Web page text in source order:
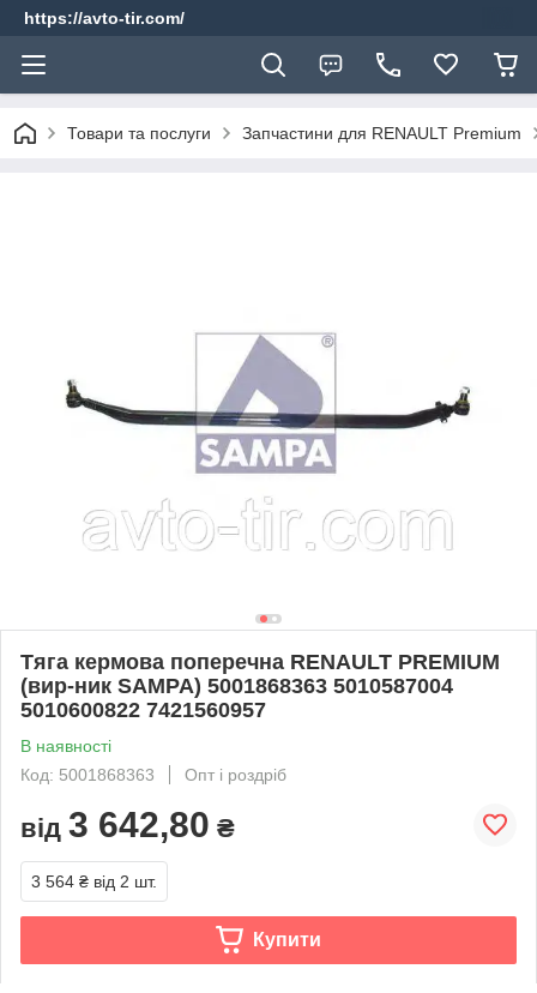
https://avto-tir.com/
Товари та послуги Запчастини для RENAULT Premium
Тяга кермова поперечна RENAULT PREMIUM
(вир-ник SAMPA) 5001868363 5010587004
5010600822 7421560957
В наявності
Код: 5001868363
Опт і роздріб
від 3 642,80 ₴
3 564 ₴ від 2 шт.
Купити